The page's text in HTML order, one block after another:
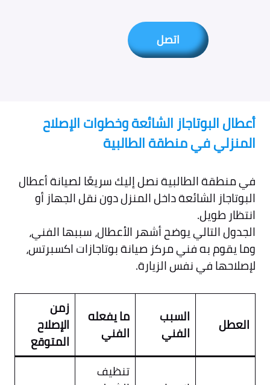
اتصل
أعطال البوتاجاز الشائعة وخطوات الإصلاح
المنزلي في منطقة الطالبية
في منطقة الطالبية نصل إليك سريعًا لصيانة أعطال
البوتاجاز الشائعة داخل المنزل دون نقل الجهاز أو
انتظار طويل.
الجدول التالي يوضح أشهر الأعطال، سببها الفني،
وما يقوم به فني مركز صيانة بوتاجازات اكسبرتس،
لإصلاحها في نفس الزيارة.
العطل السبب
الفني
ما يفعله
الفني
زمن
الإصلاح
المتوقع
تنظيف